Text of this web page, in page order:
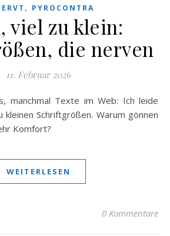
, PYROCONTRA
viel zu klein:
die nerven
11. Februar 2026
kleinen Schriftgrößen. Warum gönnen
Komfort?
WEITERLESEN
0 Kommentare